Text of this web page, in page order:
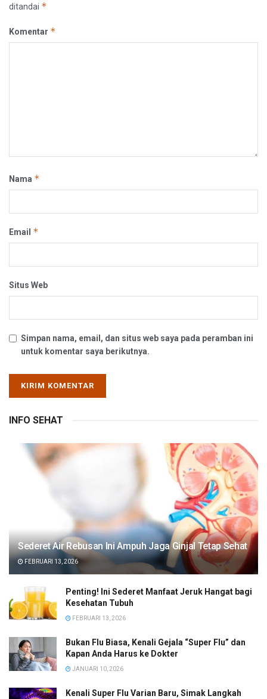
ditandai *
Komentar *
Nama *
Email *
Situs Web
Simpan nama, email, dan situs web saya pada peramban ini
untuk komentar saya berikutnya.
INFO SEHAT
Sederet Air Rebusan Ini Ampuh Jaga Ginjal Tetap Sehat
FEBRUARI 13, 2026
Penting! Ini Sederet Manfaat Jeruk Hangat bagi
Kesehatan Tubuh
FEBRUARI 13, 2026
Bukan Flu Biasa, Kenali Gejala “Super Flu” dan
Kapan Anda Harus ke Dokter
JANUARI 10, 2026
Kenali Super Flu Varian Baru, Simak Langkah